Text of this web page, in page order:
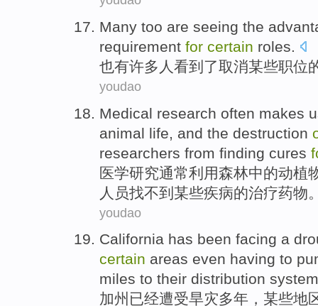
Many too are seeing the
requirement for certain roles.
也有许多人 看到 了取消某些职位
youdao
Medical research often makes
animal life, and the destruction
researchers from finding cures
医学研究通常利用森林中的动植
人员找不到某些疾病的治疗药物
youdao
California has been facing a
certain areas even having to
miles to their distribution system
加州 已经遭受旱灾多年 ， 某些地